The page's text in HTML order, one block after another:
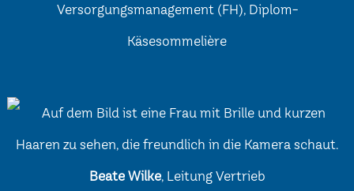
Versorgungsmanagement (FH), Diplom-
Käsesommelière
Beate Wilke, Leitung Vertrieb